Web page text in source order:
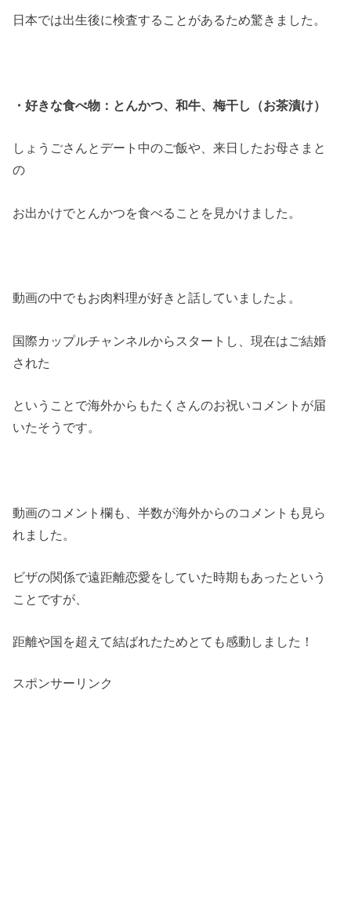
日本では出生後に検査することがあるため驚きました。
・好きな食べ物：とんかつ、和牛、梅干し（お茶漬け）
しょうごさんとデート中のご飯や、来日したお母さまと
の
お出かけでとんかつを食べることを見かけました。
動画の中でもお肉料理が好きと話していましたよ。
国際カップルチャンネルからスタートし、現在はご結婚
された
ということで海外からもたくさんのお祝いコメントが届
いたそうです。
動画のコメント欄も、半数が海外からのコメントも見ら
れました。
ビザの関係で遠距離恋愛をしていた時期もあったという
ことですが、
距離や国を超えて結ばれたためとても感動しました！
スポンサーリンク